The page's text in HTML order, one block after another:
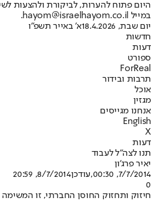
היום פתוח להערות, לביקורת ולהצעות
במייל hayom@israelhayom.co.il.
יום שבת, 18.4.2026
א' באייר תשפ"ו
חדשות
דעות
ספורט
ForReal
תרבות ובידור
אוכל
מגזין
אנחנו מגייסים
English
X
דעות
תנו לצה"ל לעבוד
יאיר פרג'ון
7/7/2014, 00:30
,עודכן8/7/2014, 20:59
0
חיזוק ותחזוק החוסן החברתי, זו